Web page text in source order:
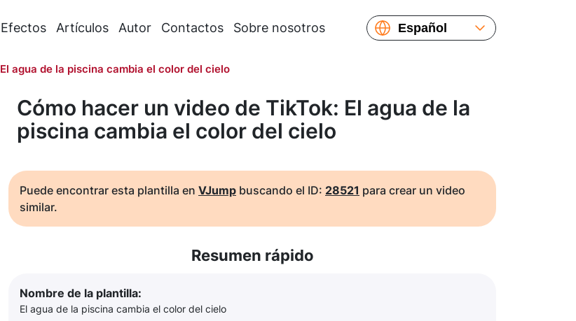
Efectos Artículos Autor Contactos Sobre nosotros
Español
Français
El agua de la piscina cambia el color del cielo
Cómo hacer un video de TikTok: El agua de la
piscina cambia el color del cielo
Puede encontrar esta plantilla en VJump buscando el ID: 28521 para crear un video
similar.
Resumen rápido
Nombre de la plantilla:
El agua de la piscina cambia el color del cielo